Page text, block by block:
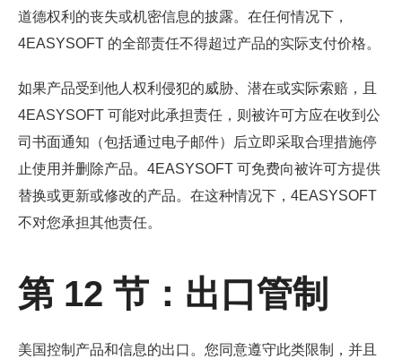
道德权利的丧失或机密信息的披露。在任何情况下，
4EASYSOFT 的全部责任不得超过产品的实际支付价格。
如果产品受到他人权利侵犯的威胁、潜在或实际索赔，且
4EASYSOFT 可能对此承担责任，则被许可方应在收到公
司书面通知（包括通过电子邮件）后立即采取合理措施停
止使用并删除产品。4EASYSOFT 可免费向被许可方提供
替换或更新或修改的产品。在这种情况下，4EASYSOFT
不对您承担其他责任。
第 12 节：出口管制
美国控制产品和信息的出口。您同意遵守此类限制，并且